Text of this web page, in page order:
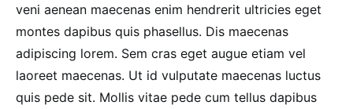
veni aenean maecenas enim hendrerit ultricies eget
montes dapibus quis phasellus. Dis maecenas
adipiscing lorem. Sem cras eget augue etiam vel
laoreet maecenas. Ut id vulputate maecenas luctus
quis pede sit. Mollis vitae pede cum tellus dapibus